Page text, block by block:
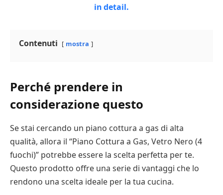
Contenuti mostra
Perché prendere in
considerazione questo
Se stai cercando un piano cottura a gas di alta
qualità, allora il “Piano Cottura a Gas, Vetro Nero (4
fuochi)” potrebbe essere la scelta perfetta per te.
Questo prodotto offre una serie di vantaggi che lo
rendono una scelta ideale per la tua cucina.